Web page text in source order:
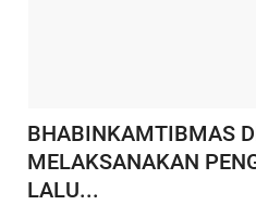
BHABINKAMTIBMAS
MELAKSANAKAN
LALU...